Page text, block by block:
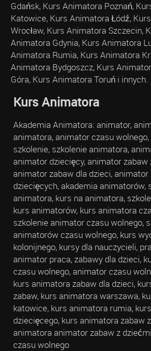
Gdańsk, Kurs Animatora Poznań,
Katowice, Kurs Animatora Łódź,
Wrocław, Kurs Animatora Szczecin,
Animatora Gdynia, Kurs Animatora
Animatora Rumia, Kurs Animatora
Animatora Bydgoszcz, Kurs
Góra, Kurs Animatora Toruń i innych.
Kurs Animatora
Akademia Animatora: animator,
animatora, animator czasu
szkolenie, szkolenie animatora,
animator dziecięcy, animator zabaw
animator zabaw dla dzieci, animator
dziecięcych, akademia animatorów,
animatora, kurs na animatora,
kurs animatorów, kurs animatora
szkolenie animator czasu wolnego,
animatorów czasu wolnego, kurs
kolonijnego, kursy dla nauczycieli,
animator praca, zabawy dla dzieci,
czasu wolnego, animator czasu
kurs animatora zabaw dla dzieci,
zabaw, kurs animatora warszawa,
katowice, kurs animatora rumia,
dziecięcego, kurs animatora zabaw
animatora animator zabaw z
czasu wolnego